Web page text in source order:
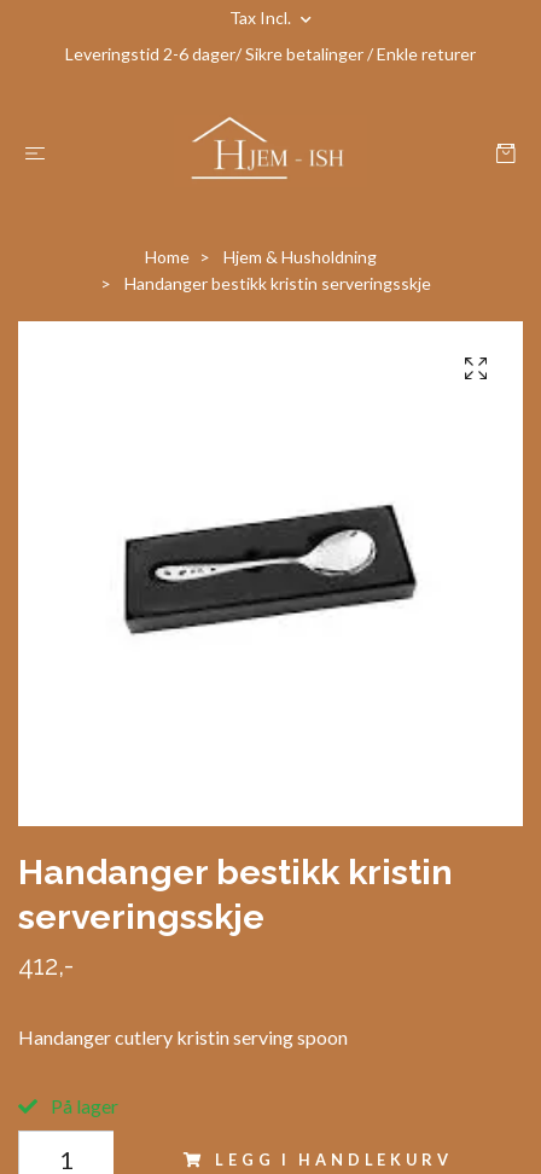
Tax Incl.
Leveringstid 2-6 dager/ Sikre betalinger / Enkle returer
Home
Hjem & Husholdning
Handanger bestikk kristin serveringsskje
Handanger bestikk kristin
serveringsskje
412,-
Handanger cutlery kristin serving spoon
På lager
LEGG I HANDLEKURV